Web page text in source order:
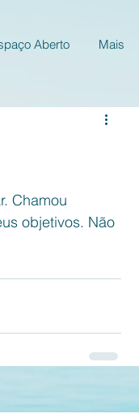
Aberto Mais
Chamou
objetivos. Não